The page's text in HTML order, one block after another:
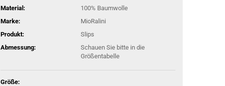
Material:
100% Baumwolle
Marke:
MioRalini
Produkt:
Slips
Abmessung:
Schauen Sie bitte in die
Größentabelle
Größe: